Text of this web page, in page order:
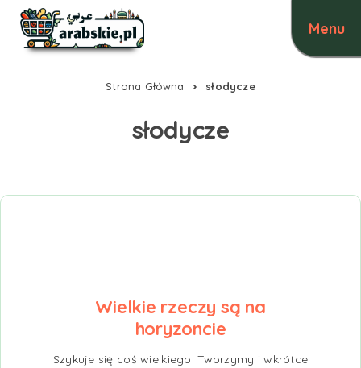
Strona Główna słodycze
słodycze
Wielkie rzeczy są na
horyzoncie
Szykuje się coś wielkiego! Tworzymy i wkrótce